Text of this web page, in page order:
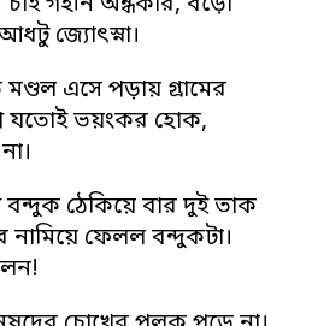
জ্যোৎস্না।
এসে পড়ায় গ্রামের
যতোই ভয়ংকর হোক,
বন্দুক ঠেকিয়ে বার দুই তাক
ফেলল বন্দুকটা।